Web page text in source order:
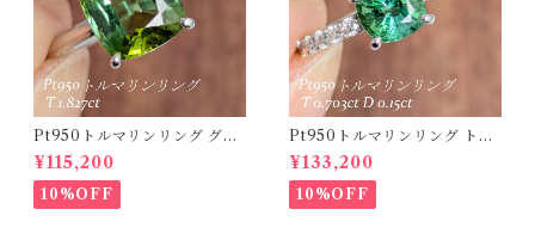
Pt950トルマリンリング グリ
ーントルマリン 1.827ct 【PR
O208635】
¥115,200
10%OFF
Pt950トルマリンリング トル
マリン 0.703ct ダイヤモンド
0.15ct【PRO208634】
¥133,200
10%OFF